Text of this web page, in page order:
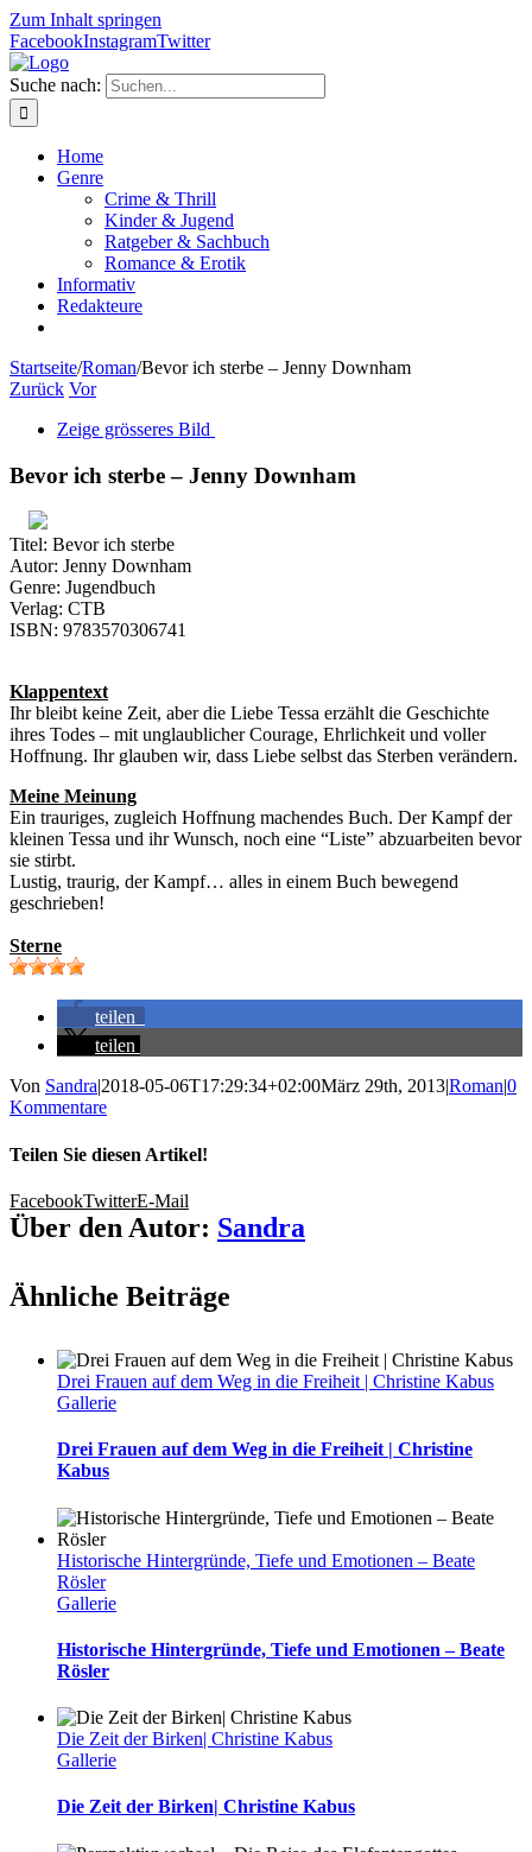
Zum Inhalt springen
FacebookInstagramTwitter
Suche nach:
Home
Genre
Crime & Thrill
Kinder & Jugend
Ratgeber & Sachbuch
Romance & Erotik
Informativ
Redakteure
Startseite/Roman/Bevor ich sterbe – Jenny Downham
Zurück Vor
Zeige grösseres Bild
Bevor ich sterbe – Jenny Downham
Titel: Bevor ich sterbe
Autor: Jenny Downham
Genre: Jugendbuch
Verlag: CTB
ISBN: 9783570306741
Klappentext
Ihr bleibt keine Zeit, aber die Liebe Tessa erzählt die Geschichte
ihres Todes – mit unglaublicher Courage, Ehrlichkeit und voller
Hoffnung. Ihr glauben wir, dass Liebe selbst das Sterben verändern.
Meine Meinung
Ein trauriges, zugleich Hoffnung machendes Buch. Der Kampf der
kleinen Tessa und ihr Wunsch, noch eine “Liste” abzuarbeiten bevor
sie stirbt.
Lustig, traurig, der Kampf… alles in einem Buch bewegend
geschrieben!
Sterne
teilen
teilen
Von Sandra|2018-05-06T17:29:34+02:00März 29th, 2013|Roman|0
Kommentare
Teilen Sie diesen Artikel!
FacebookTwitterE-Mail
Über den Autor: Sandra
Ähnliche Beiträge
Drei Frauen auf dem Weg in die Freiheit | Christine Kabus
Gallerie
Drei Frauen auf dem Weg in die Freiheit | Christine
Kabus
Historische Hintergründe, Tiefe und Emotionen – Beate
Rösler
Gallerie
Historische Hintergründe, Tiefe und Emotionen – Beate
Rösler
Die Zeit der Birken| Christine Kabus
Gallerie
Die Zeit der Birken| Christine Kabus